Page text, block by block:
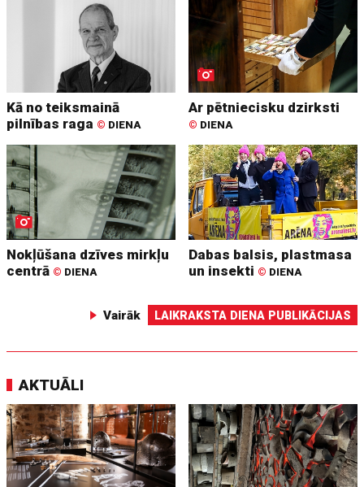
Kā no teiksmainā
pilnības raga © DIENA
Ar pētniecisku dzirksti
© DIENA
Nokļūšana dzīves mirkļu
centrā © DIENA
Dabas balsis, plastmasa
un insekti © DIENA
Vairāk LAIKRAKSTA DIENA PUBLIKĀCIJAS
AKTUĀLI